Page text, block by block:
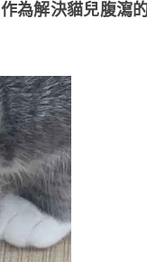
作為解決貓兒腹瀉